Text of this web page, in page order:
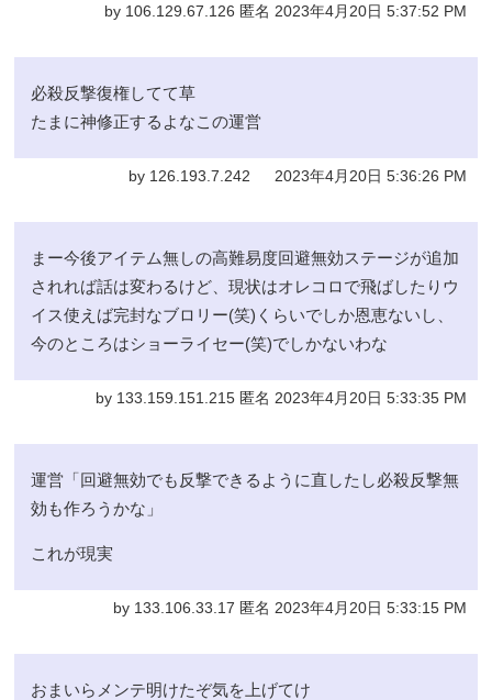
by 106.129.67.126 匿名 2023年4月20日 5:37:52 PM
必殺反撃復権してて草
たまに神修正するよなこの運営
by 126.193.7.242 2023年4月20日 5:36:26 PM
まー今後アイテム無しの高難易度回避無効ステージが追加
されれば話は変わるけど、現状はオレコロで飛ばしたりウ
イス使えば完封なブロリー(笑)くらいでしか恩恵ないし、
今のところはショーライセー(笑)でしかないわな
by 133.159.151.215 匿名 2023年4月20日 5:33:35 PM
運営「回避無効でも反撃できるように直したし必殺反撃無
効も作ろうかな」
これが現実
by 133.106.33.17 匿名 2023年4月20日 5:33:15 PM
おまいらメンテ明けたぞ気を上げてけ